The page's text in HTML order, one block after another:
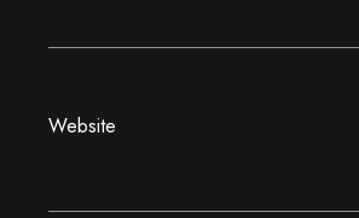
Website